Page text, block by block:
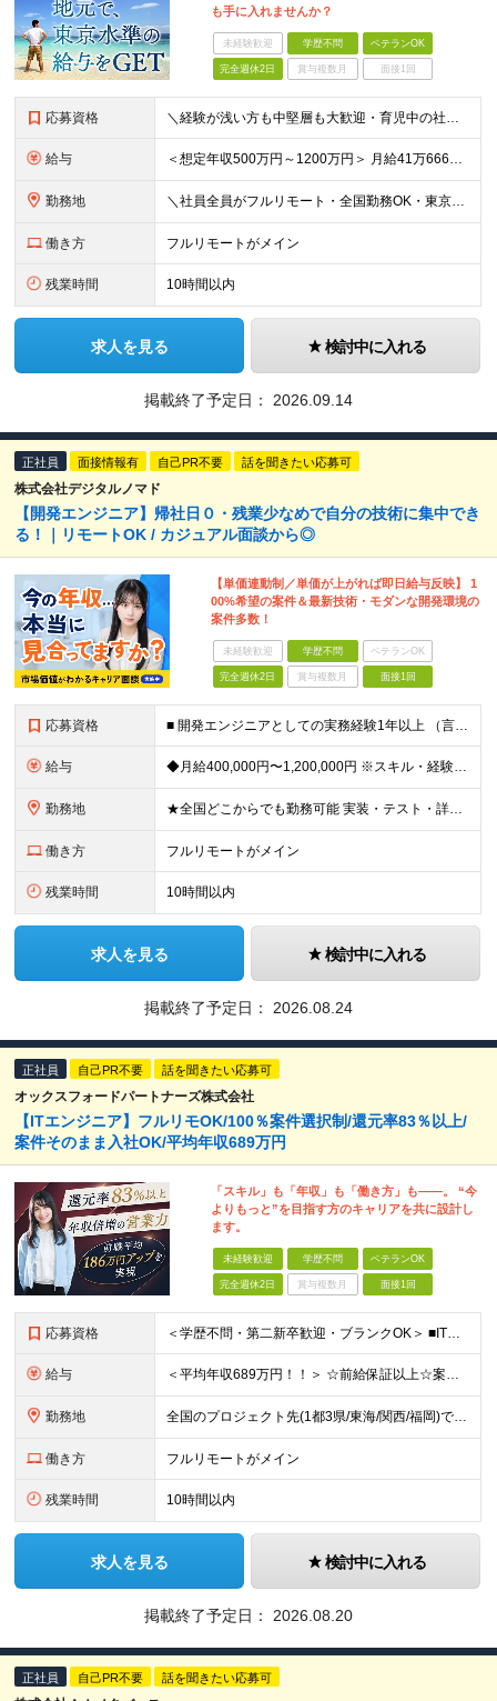
も手に入れませんか？
未経験歓迎 学歴不問 ベテランOK
完全週休2日 賞与複数月 面接1回
応募資格 ＼経験が浅い方も中堅層も大歓迎・育児中の社員も活躍中／ ■学歴不問 ■開発エンジニアとしての経験2年以上 ■日本在住 ■日本語でのコミュニケーションが取れる方 ■外国籍の方はN1保有者 ★平均年齢3
給与 ＜想定年収500万円～1200万円＞ 月給41万6666円～100万円+交通費+残業手当 ※残業代は別途全額支給します ※試用期間6ヶ月あり。給与以外の待遇の差異はありません ┗試用期間後に若干給
勤務地 ＼社員全員がフルリモート・全国勤務OK・東京都内の案件がメイン／ 【本社】東京都新宿区西新宿三丁目3番-13号西新宿水間ビル6階 ★ハイブリッド出社や出社メインでの勤務をご希望の方もぜひご応募くださ
働き方 フルリモートがメイン
残業時間 10時間以内
求人を見る 検討中に入れる
掲載終了予定日： 2026.09.14
正社員 面接情報有 自己PR不要 話を聞きたい応募可
株式会社デジタルノマド
【開発エンジニア】帰社日０・残業少なめで自分の技術に集中でき
る！｜リモートOK / カジュアル面談から◎
【単価連動制／単価が上がれば即日給与反映】 1
00%希望の案件＆最新技術・モダンな開発環境の
案件多数！
未経験歓迎 学歴不問 ベテランOK
完全週休2日 賞与複数月 面接1回
応募資格 ■ 開発エンジニアとしての実務経験1年以上 （言語・業界・規模・担当工程は問いません。テストや一部改修の経験だけでも歓迎です！） ・学歴・転職回数・経歴ブランク不問 「このままでいいのか？」その違
給与 ◆月給400,000円〜1,200,000円 ※スキル・経験・希望案件により決定します ※上記金額には固定残業代（月30時間分／76,000円〜）を含みます ※固定残業代は月給に応じて決定します ※超
勤務地 ★全国どこからでも勤務可能 実装・テスト・詳細設計・要件定義など、担当工程や技術レベルに応じて、フルリモート／ハイブリッド／出社中心など、あなたに合った働き方を選べます。 ・リモート率は全体で9割超
働き方 フルリモートがメイン
残業時間 10時間以内
求人を見る 検討中に入れる
掲載終了予定日： 2026.08.24
正社員 自己PR不要 話を聞きたい応募可
オックスフォードパートナーズ株式会社
【ITエンジニア】フルリモOK/100％案件選択制/還元率83％以上/
案件そのまま入社OK/平均年収689万円
「スキル」も「年収」も「働き方」も――。 “今
よりもっと”を目指す方のキャリアを共に設計し
ます。
未経験歓迎 学歴不問 ベテランOK
完全週休2日 賞与複数月 面接1回
応募資格 ＜学歴不問・第二新卒歓迎・ブランクOK＞ ■ITシステム／インフラの開発・運用・保守いずれかの工程に携わった経験がある方 ┗ITエンジニアとして、1年以上活躍されている方を想定しています。 ┗分野、
給与 ＜平均年収689万円！！＞ ☆前給保証以上☆案件待機期間も給与保証あり☆ 月給40万円～120万円（固定残業代含む） ※経験や能力を考慮し決定します ※試用期間6カ月あり。条件や待遇に差異はありませ
勤務地 全国のプロジェクト先(1都3県/東海/関西/福岡)での勤務となります。 ★全国から参画可能な案件あり！ ★リモートワーク・リモート併用・常駐案件すべてあり！ ★転居を伴う転勤はナシ ┗1人1人の働き
働き方 フルリモートがメイン
残業時間 10時間以内
求人を見る 検討中に入れる
掲載終了予定日： 2026.08.20
正社員 自己PR不要 話を聞きたい応募可